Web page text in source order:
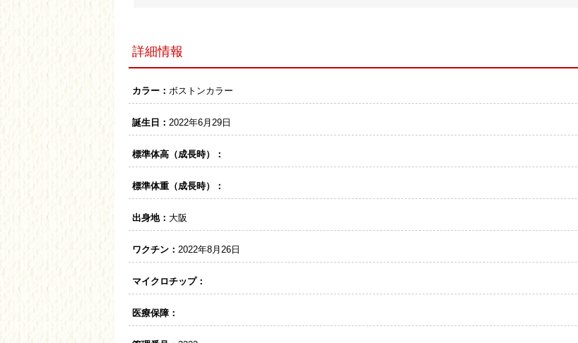
詳細情報
カラー： ボストンカラー
誕生日： 2022年6月29日
標準体高（成長時）：
標準体重（成長時）：
出身地： 大阪
ワクチン： 2022年8月26日
マイクロチップ：
医療保障：